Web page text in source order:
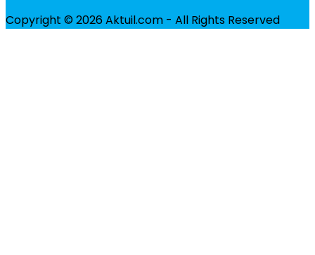
Copyright © 2026 Aktuil.com - All Rights Reserved